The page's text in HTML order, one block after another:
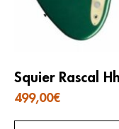
Squier Rascal
499,00€